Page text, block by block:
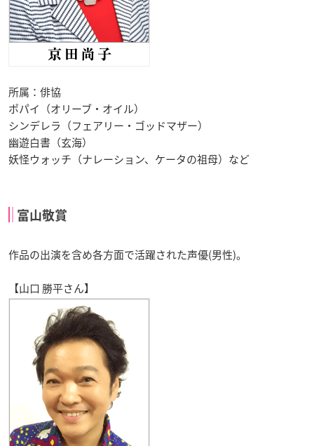
所属：俳協
ポパイ（オリーブ・オイル）
シンデレラ（フェアリー・ゴッドマザー）
幽遊白書（玄海）
妖怪ウォッチ（ナレーション、ケータの祖母）など
富山敬賞
作品の出演を含め各方面で活躍された声優(男性)。
【山口 勝平さん】